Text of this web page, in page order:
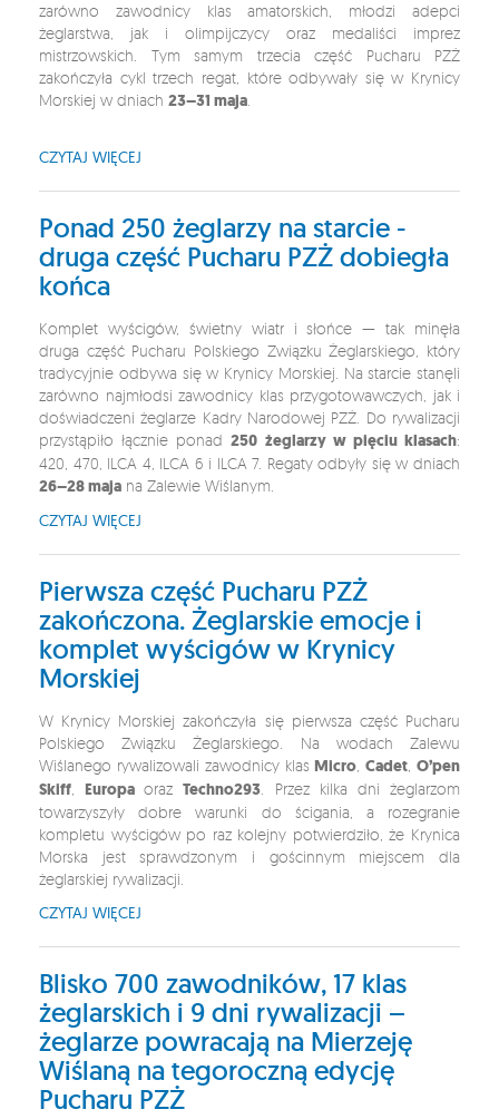
zarówno zawodnicy klas amatorskich, młodzi adepci
żeglarstwa, jak i olimpijczycy oraz medaliści imprez
mistrzowskich. Tym samym trzecia część Pucharu PZŻ
zakończyła cykl trzech regat, które odbywały się w Krynicy
Morskiej w dniach 23–31 maja.
CZYTAJ WIĘCEJ
Ponad 250 żeglarzy na starcie -
druga część Pucharu PZŻ dobiegła
końca
Komplet wyścigów, świetny wiatr i słońce — tak minęła
druga część Pucharu Polskiego Związku Żeglarskiego, który
tradycyjnie odbywa się w Krynicy Morskiej. Na starcie stanęli
zarówno najmłodsi zawodnicy klas przygotowawczych, jak i
doświadczeni żeglarze Kadry Narodowej PZŻ. Do rywalizacji
przystąpiło łącznie ponad250 żeglarzy w pięciu klasach:
420, 470, ILCA 4, ILCA 6 i ILCA 7. Regaty odbyły się w dniach
26–28 maja na Zalewie Wiślanym.
CZYTAJ WIĘCEJ
Pierwsza część Pucharu PZŻ
zakończona. Żeglarskie emocje i
komplet wyścigów w Krynicy
Morskiej
W Krynicy Morskiej zakończyła się pierwsza część Pucharu
Polskiego Związku Żeglarskiego. Na wodach Zalewu
Wiślanego rywalizowali zawodnicy klas Micro,Cadet,O’pen
Skiff, EuropaorazTechno293. Przez kilka dni żeglarzom
towarzyszyły dobre warunki do ścigania, a rozegranie
kompletu wyścigów po raz kolejny potwierdziło, że Krynica
Morska jest sprawdzonym i gościnnym miejscem dla
żeglarskiej rywalizacji.
CZYTAJ WIĘCEJ
Blisko 700 zawodników, 17 klas
żeglarskich i 9 dni rywalizacji –
żeglarze powracają na Mierzeję
Wiślaną na tegoroczną edycję
Pucharu PZŻ